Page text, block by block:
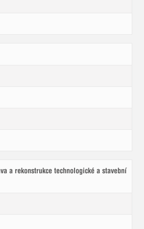
a rekonstrukce technologické a stavební